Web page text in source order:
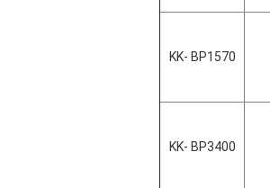
KK- BP1570
KK- BP3400